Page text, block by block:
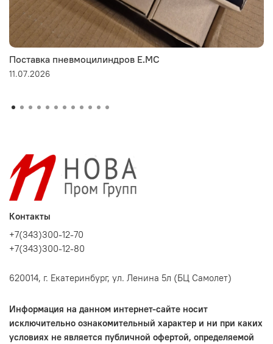
Поставка пневмоцилиндров E.MC
11.07.2026
Контакты
+7(343)300-12-70
+7(343)300-12-80
620014, г. Екатеринбург, ул. Ленина 5л (БЦ Самолет)
Информация на данном интернет-сайте носит
исключительно ознакомительный характер и ни при каких
условиях не является публичной офертой, определяемой